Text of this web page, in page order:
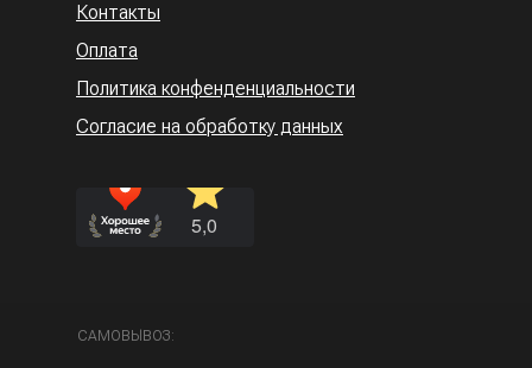
Согласие на обработку данных
Политика конфенденциальности
САМОВЫВОЗ:
Оплата
Контакты